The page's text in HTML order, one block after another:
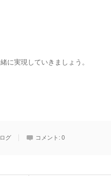
に実現していきましょう。
グ コメント: 0